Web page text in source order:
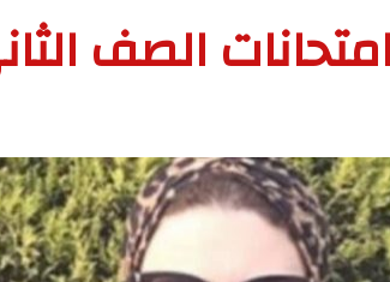
الصف